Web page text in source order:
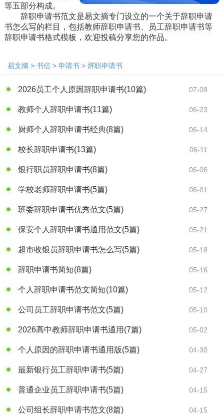
等五部分构成。
辞职申请书范文是易文摘专门设立的一个关于辞职申请
书怎么写的栏目，包括教师辞职申请书、员工辞职申请书等
辞职申请书格式模板，欢迎投稿分享您的作品。
易文摘 > 书信 > 申请书 > 辞职申请书
2026员工个人原因辞职申请书(10篇) 07-08
教师个人辞职申请书(11篇) 06-23
厨师个人辞职申请书经典(8篇) 06-14
校长辞职申请书(13篇) 06-11
银行职员辞职申请书(8篇) 06-06
学校老师辞职申请书(5篇) 06-01
班委辞职申请书优秀范文(5篇) 05-27
保安个人辞职申请书通用范文(5篇) 05-21
超市收银员辞职申请书怎么写(5篇) 05-18
辞职申请书简短(8篇) 05-16
个人辞职申请书范文简短(10篇) 05-12
公司员工辞职申请书范文(5篇) 05-10
2026高中教师辞职申请书通用 (7篇) 05-02
个人原因的辞职申请书通用版(5篇) 04-30
最新银行员工辞职申请书(5篇) 04-27
普通企业员工辞职申请书(5篇) 04-15
公司组长辞职申请书范文(8篇) 04-15